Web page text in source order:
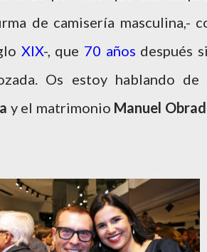
de camisería masculina,-
XIX-, que 70 años después
Os estoy hablando de
y el matrimonio Manuel